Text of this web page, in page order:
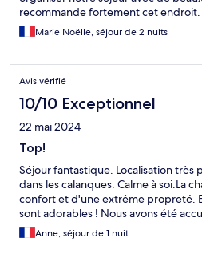
recommande fortement cet
Marie Noëlle, séjour de 2 nuits
Avis vérifié
10/10 Exceptionnel
22 mai 2024
Top!
Séjour fantastique. Localisation
dans les calanques. Calme à soi.La
confort et d'une extrême propreté.
sont adorables ! Nous avons été
Anne, séjour de 1 nuit